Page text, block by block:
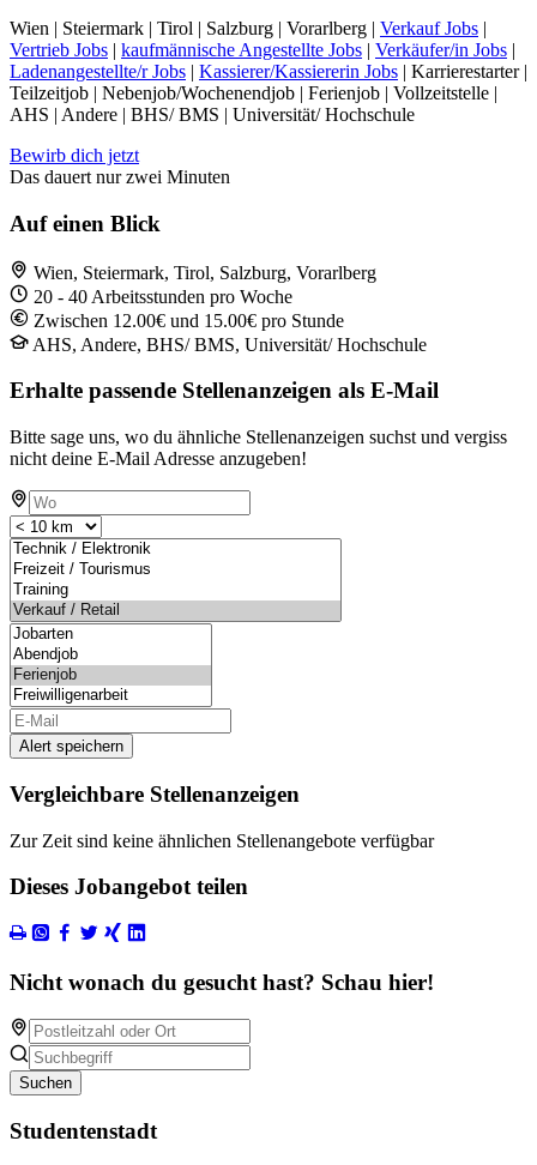
Wien | Steiermark | Tirol | Salzburg | Vorarlberg | Verkauf Jobs |
Vertrieb Jobs | kaufmännische Angestellte Jobs | Verkäufer/in Jobs |
Ladenangestellte/r Jobs | Kassierer/Kassiererin Jobs | Karrierestarter |
Teilzeitjob | Nebenjob/Wochenendjob | Ferienjob | Vollzeitstelle |
AHS | Andere | BHS/ BMS | Universität/ Hochschule
Bewirb dich jetzt
Das dauert nur zwei Minuten
Auf einen Blick
Wien, Steiermark, Tirol, Salzburg, Vorarlberg
20 - 40 Arbeitsstunden pro Woche
Zwischen 12.00€ und 15.00€ pro Stunde
AHS, Andere, BHS/ BMS, Universität/ Hochschule
Erhalte passende Stellenanzeigen als E-Mail
Bitte sage uns, wo du ähnliche Stellenanzeigen suchst und vergiss
nicht deine E-Mail Adresse anzugeben!
Alert speichern
Vergleichbare Stellenanzeigen
Zur Zeit sind keine ähnlichen Stellenangebote verfügbar
Dieses Jobangebot teilen
Nicht wonach du gesucht hast? Schau hier!
Suchen
Studentenstadt